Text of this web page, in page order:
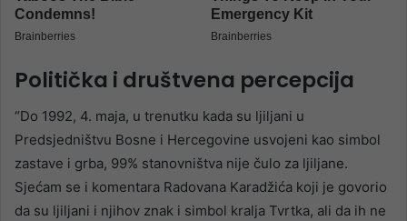
Politička i društvena percepcija
“Do 1992, 4. maja, u trenutku kada su ljiljani u
Predsjedništvu Bosne i Hercegovine usvojeni kao simbol
zastave i grba, 99% stanovništva nije čulo za ljiljane.
Sjećam se i komentara Radovana Karadžića koji je govorio
da su ljiljani i njihov znak i simbol kralja Tvrtka, ali da ih ne